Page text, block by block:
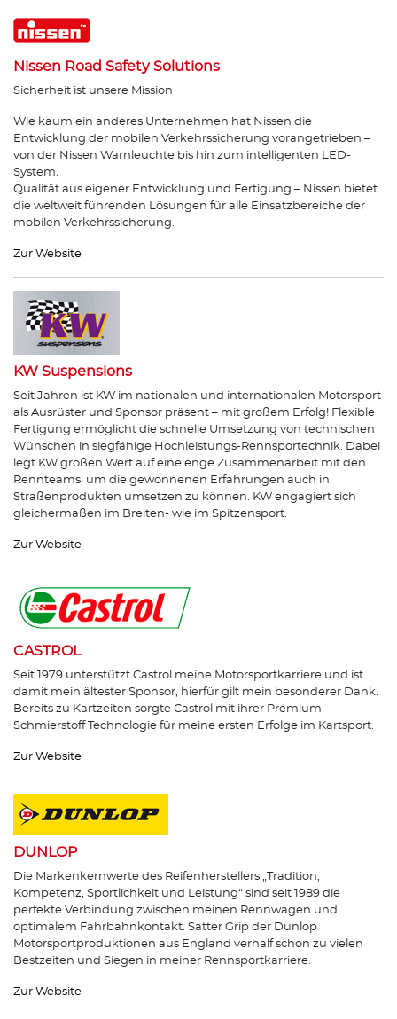
Nissen Road Safety Solutions
Sicherheit ist unsere Mission
Wie kaum ein anderes Unternehmen hat Nissen die
Entwicklung der mobilen Verkehrssicherung vorangetrieben –
von der Nissen Warnleuchte bis hin zum intelligenten LED-
System.
Qualität aus eigener Entwicklung und Fertigung – Nissen bietet
die weltweit führenden Lösungen für alle Einsatzbereiche der
mobilen Verkehrssicherung.
Zur Website
KW Suspensions
Seit Jahren ist KW im nationalen und internationalen Motorsport
als Ausrüster und Sponsor präsent – mit großem Erfolg! Flexible
Fertigung ermöglicht die schnelle Umsetzung von technischen
Wünschen in siegfähige Hochleistungs-Rennsportechnik. Dabei
legt KW großen Wert auf eine enge Zusammenarbeit mit den
Rennteams, um die gewonnenen Erfahrungen auch in
Straßenprodukten umsetzen zu können. KW engagiert sich
gleichermaßen im Breiten- wie im Spitzensport.
Zur Website
CASTROL
Seit 1979 unterstützt Castrol meine Motorsportkarriere und ist
damit mein ältester Sponsor, hierfür gilt mein besonderer Dank.
Bereits zu Kartzeiten sorgte Castrol mit ihrer Premium
Schmierstoff Technologie für meine ersten Erfolge im Kartsport.
Zur Website
DUNLOP
Die Markenkernwerte des Reifenherstellers „Tradition,
Kompetenz, Sportlichkeit und Leistung“ sind seit 1989 die
perfekte Verbindung zwischen meinen Rennwagen und
optimalem Fahrbahnkontakt. Satter Grip der Dunlop
Motorsportproduktionen aus England verhalf schon zu vielen
Bestzeiten und Siegen in meiner Rennsportkarriere.
Zur Website